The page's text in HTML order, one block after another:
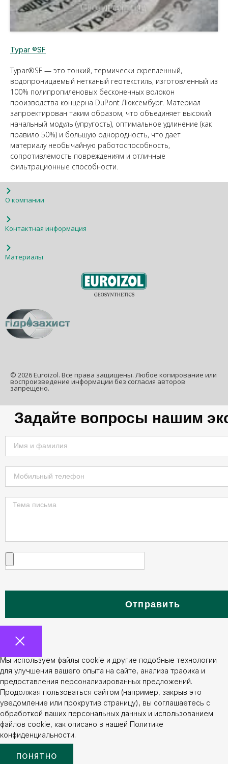
Typar ®SF
Typar®SF — это тонкий, термически скрепленный,
водопроницаемый нетканый геотекстиль, изготовленный из
100% полипропиленовых бесконечных волокон
производства концерна DuPont Люксембург. Материал
запроектирован таким образом, что объединяет высокий
начальный модуль (упругость), оптимальное удлинение (как
правило 50%) и большую однородность, что дает
материалу необычайную работоспособность,
сопротивлемость повреждениям и отличные
фильтрационные способности.
О компании
Контактная информация
Материалы
© 2026 Euroizol. Все права защищены. Любое копирование или
воспроизведение информации без согласия авторов
запрещено.
Задайте вопросы нашим
Отправить
Мы используем файлы cookie и другие подобные технологии
для улучшения вашего опыта на сайте, анализа трафика и
предоставления персонализированных предложений.
Продолжая пользоваться сайтом (например, закрыв это
уведомление или прокрутив страницу), вы соглашаетесь с
обработкой ваших персональных данных и использованием
файлов cookie, как описано в нашей Политике
конфиденциальности.
ПОНЯТНО